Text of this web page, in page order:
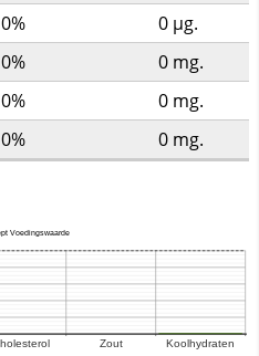
0% 0 µg.
0% 0 mg.
0% 0 mg.
0% 0 mg.